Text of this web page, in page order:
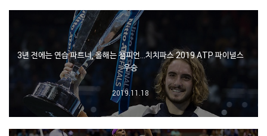
3년 전에는 연습 파트너, 올해는 챔피언…치치파스 2019 ATP 파이널스
우승
2019.11.18